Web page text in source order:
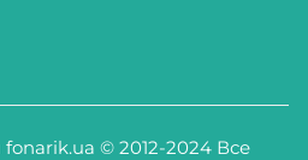
© 2012-2024 Все